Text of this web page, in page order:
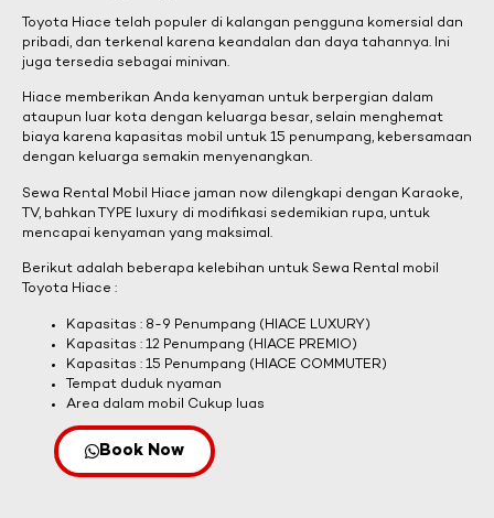
Toyota Hiace telah populer di kalangan pengguna komersial dan
pribadi, dan terkenal karena keandalan dan daya tahannya. Ini
juga tersedia sebagai minivan.
Hiace memberikan Anda kenyaman untuk berpergian dalam
ataupun luar kota dengan keluarga besar, selain menghemat
biaya karena kapasitas mobil untuk 15 penumpang, kebersamaan
dengan keluarga semakin menyenangkan.
Sewa Rental Mobil Hiace jaman now dilengkapi dengan Karaoke,
TV, bahkan TYPE luxury di modifikasi sedemikian rupa, untuk
mencapai kenyaman yang maksimal.
Berikut adalah beberapa kelebihan untuk Sewa Rental mobil
Toyota Hiace :
Kapasitas : 8-9 Penumpang (HIACE LUXURY)
Kapasitas : 12 Penumpang (HIACE PREMIO)
Kapasitas : 15 Penumpang (HIACE COMMUTER)
Tempat duduk nyaman
Area dalam mobil Cukup luas
Book Now